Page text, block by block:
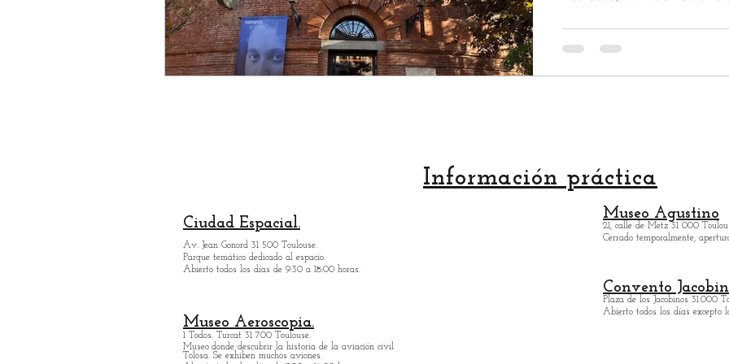
equipado con un
para bombear las aguas del
fuentes de nuestra ciudad.
Información práctica
Ciudad Espacial.
Av. Jean Gonord 31 500 Toulouse.
Parque temático dedicado al espacio.
Abierto todos los días de 9:30 a 18:00 horas.
Museo Agustino
21, calle de Metz 31 000
Cerrado temporalmente,
Convento
Plaza de los Jacobinos 31.000
Abierto todos los días excepto
Museo Aeroscopia.
1 Todos. Turcat 31 700 Toulouse.
Museo donde descubrir la historia de la aviación civil
Tolosa. Se exhiben muchos aviones.